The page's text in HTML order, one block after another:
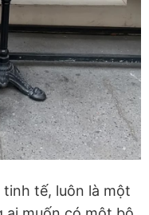
tế, luôn là một